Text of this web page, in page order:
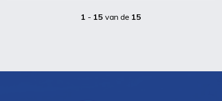
1 - 15 van de 15